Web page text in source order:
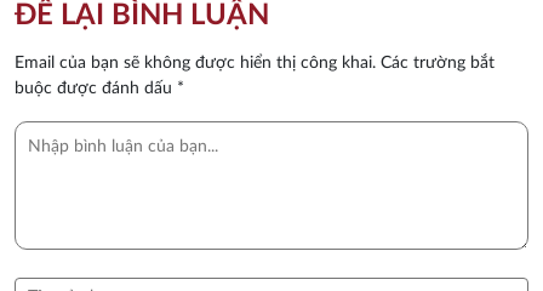
ĐỂ LẠI BÌNH LUẬN
Email của bạn sẽ không được hiển thị công khai. Các trường bắt
buộc được đánh dấu *